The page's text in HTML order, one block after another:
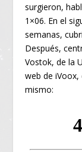
surgieron,
1×06. En el
semanas,
Después,
Vostok, de la
web de
mismo: